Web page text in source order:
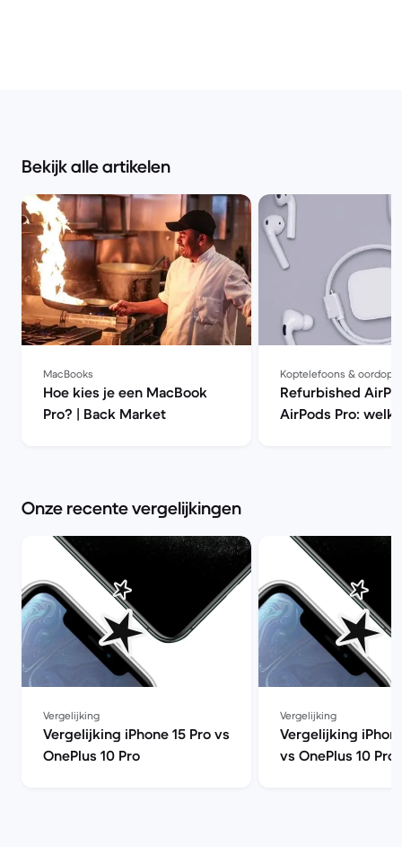
Bekijk alle artikelen
MacBooks
Hoe kies je een MacBook
Pro? | Back Market
Koptelefoons &
Refurbished
AirPods Pro:
Onze recente vergelijkingen
Vergelijking
Vergelijking iPhone 15 Pro vs
OnePlus 10 Pro
Vergelijking
Vergelijking
vs OnePlus 10 Pro